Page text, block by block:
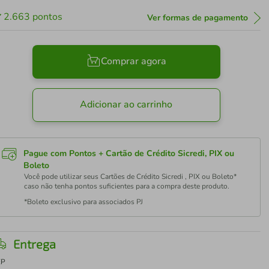
2.663 pontos Ver formas de pagamento
Comprar agora
Adicionar ao carrinho
Pague com Pontos + Cartão de Crédito Sicredi, PIX ou
Boleto
Você pode utilizar seus Cartões de Crédito Sicredi , PIX ou Boleto*
caso não tenha pontos suficientes para a compra deste produto.
*Boleto exclusivo para associados PJ
Entrega